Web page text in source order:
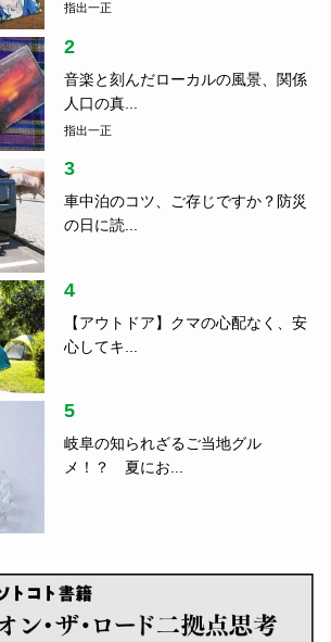
指出一正
2
音楽と刻んだローカルの風景、関係
人口の真...
指出一正
3
車中泊のコツ、ご存じですか？防災
の日に読...
4
【アウトドア】クマの心配なく、安
心してキ...
5
岐阜の知られざるご当地グル
メ！？ 夏にお...